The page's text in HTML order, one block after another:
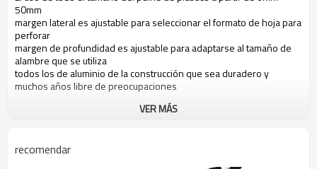
50mm
margen lateral es ajustable para seleccionar el formato de hoja para
perforar
margen de profundidad es ajustable para adaptarse al tamaño de
alambre que se utiliza
todos los de aluminio de la construcción que sea duradero y
muchos años libre de preocupaciones
VER MÁS
recomendar